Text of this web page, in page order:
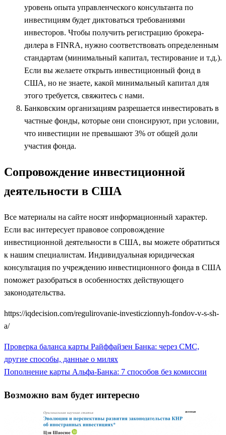
уровень опыта управленческого консультанта по
инвестициям будет диктоваться требованиями
инвесторов. Чтобы получить регистрацию брокера-
дилера в FINRA, нужно соответствовать определенным
стандартам (минимальный капитал, тестирование и т.д.).
Если вы желаете открыть инвестиционный фонд в
США, но не знаете, какой минимальный капитал для
этого требуется, свяжитесь с нами.
Банковским организациям разрешается инвестировать в
частные фонды, которые они спонсируют, при условии,
что инвестиции не превышают 3% от общей доли
участия фонда.
Сопровождение инвестиционной
деятельности в США
Все материалы на сайте носят информационный характер.
Если вас интересует правовое сопровождение
инвестиционной деятельности в США, вы можете обратиться
к нашим специалистам. Индивидуальная юридическая
консультация по учреждению инвестиционного фонда в США
поможет разобраться в особенностях действующего
законодательства.
https://iqdecision.com/regulirovanie-investiczionnyh-fondov-v-s-sh-
a/
Навигация
по
Previous
Post
Проверка баланса карты Райффайзен Банка: через СМС,
другие способы, данные о милях
Next
Пополнение карты Альфа-Банка: 7 способов без комиссии
Возможно вам будет интересно